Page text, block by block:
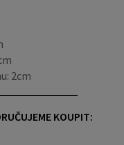
2cm
KOUPIT: